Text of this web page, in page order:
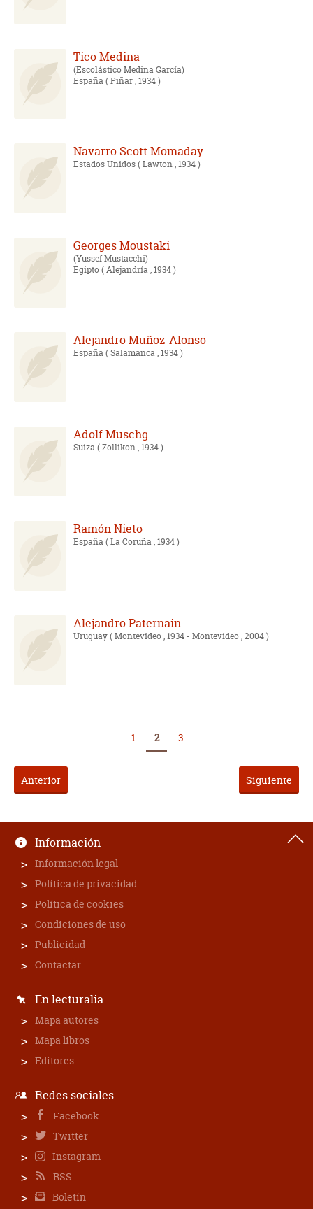
Tico Medina
Escolástico Medina García
España( Piñar , 1934 )
Navarro Scott Momaday
Estados Unidos( Lawton , 1934 )
Georges Moustaki
Yussef Mustacchi
Egipto( Alejandría , 1934 )
Alejandro Muñoz-Alonso
España( Salamanca , 1934 )
Adolf Muschg
Suiza( Zollikon , 1934 )
Ramón Nieto
España( La Coruña , 1934 )
Alejandro Paternain
Uruguay( Montevideo , 1934 - Montevideo , 2004 )
Anterior
1 2 3
Siguiente
Información
Información legal
Política de privacidad
Política de cookies
Condiciones de uso
Publicidad
Contactar
En lecturalia
Mapa autores
Mapa libros
Editores
Redes sociales
Facebook
Twitter
Instagram
RSS
Boletín